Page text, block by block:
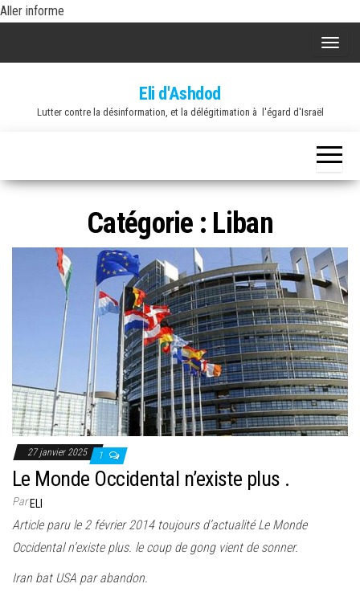
Aller informe
A
h
e
m
a
s
q
u
e
r
l
a
Eli d'Ashdod
Lutter contre la désinformation, et la délégitimation à l'égard d'Israël
Catégorie : Liban
27 janvier 2025 1
Le Monde Occidental n’existe plus .
ParELI
Article paru le 2 février 2014 toujours d’actualité Le Monde
Occidental n’existe plus. le coup de gong vient de sonner.
Iran bat USA par abandon.